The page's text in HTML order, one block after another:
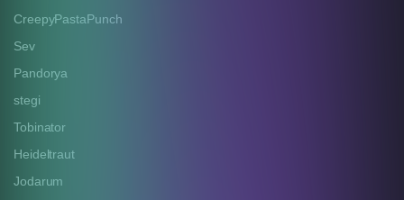
CreepyPastaPunch
Sev
Pandorya
stegi
Tobinator
Heideltraut
Jodarum